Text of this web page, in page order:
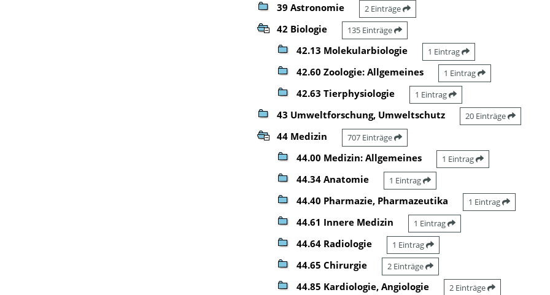
39 Astronomie 2 Einträge
42 Biologie 135 Einträge
42.13 Molekularbiologie 1 Eintrag
42.60 Zoologie: Allgemeines 1 Eintrag
42.63 Tierphysiologie 1 Eintrag
43 Umweltforschung, Umweltschutz 20 Einträge
44 Medizin 707 Einträge
44.00 Medizin: Allgemeines 1 Eintrag
44.34 Anatomie 1 Eintrag
44.40 Pharmazie, Pharmazeutika 1 Eintrag
44.61 Innere Medizin 1 Eintrag
44.64 Radiologie 1 Eintrag
44.65 Chirurgie 2 Einträge
44.85 Kardiologie, Angiologie 2 Einträge